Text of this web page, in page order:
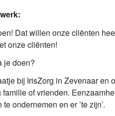
Dat willen onze cliënten
onze cliënten!
je doen?
bij IrisZorg in Zevenaar en
of vrienden.
ondernemen en er ’te zijn’.